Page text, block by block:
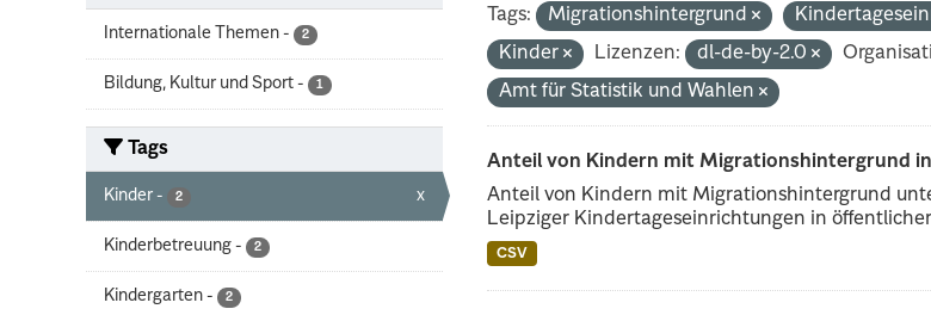
Internationale Themen - 2
Bildung, Kultur und Sport - 1
Tags
Kinder - 2 x
Kinderbetreuung - 2
Kindergarten - 2
Tags: Migrationshintergrund
Kinder
Lizenzen: dl-de-by-2.0
Amt für Statistik und Wahlen
Anteil von Kindern mit Migrationshintergrund
Anteil von Kindern mit Migrationshintergrund
Leipziger Kindertageseinrichtungen in
CSV